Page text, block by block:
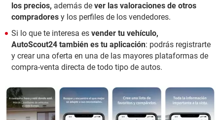
los precios, además de ver las valoraciones de otros
compradores y los perfiles de los vendedores.
Si lo que te interesa es vender tu vehículo,
AutoScout24 también es tu aplicación: podrás registrarte
y crear una oferta en una de las mayores plataformas de
compra-venta directa de todo tipo de autos.